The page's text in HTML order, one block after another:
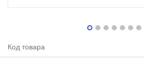
Код товара